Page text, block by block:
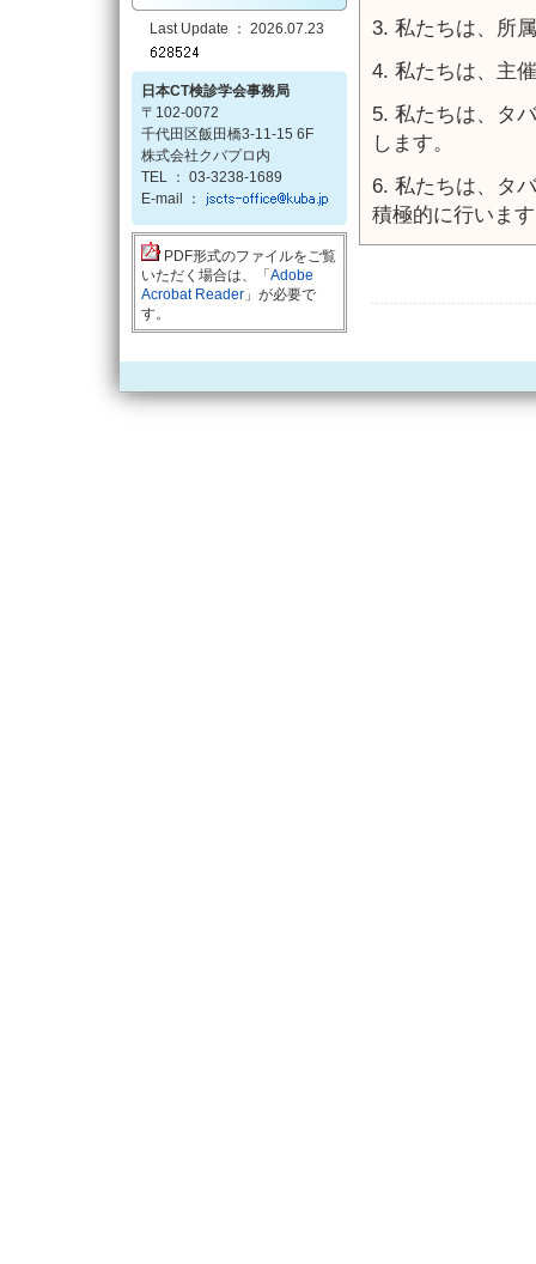
Last Update ： 2026.07.23
日本CT検診学会事務局
〒102-0072
千代田区飯田橋3-11-15 6F
株式会社クバプロ内
TEL ： 03-3238-1689
E-mail ：
PDF形式のファイルをご覧
いただく場合は、「 Adobe
Acrobat Reader 」が必要で
す。
3. 私たちは、所
4. 私たちは、主
5. 私たちは、タ
します。
6. 私たちは、タ
積極的に行いま